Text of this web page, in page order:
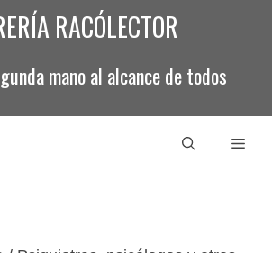
RACÓLECTOR
mano al alcance de todos